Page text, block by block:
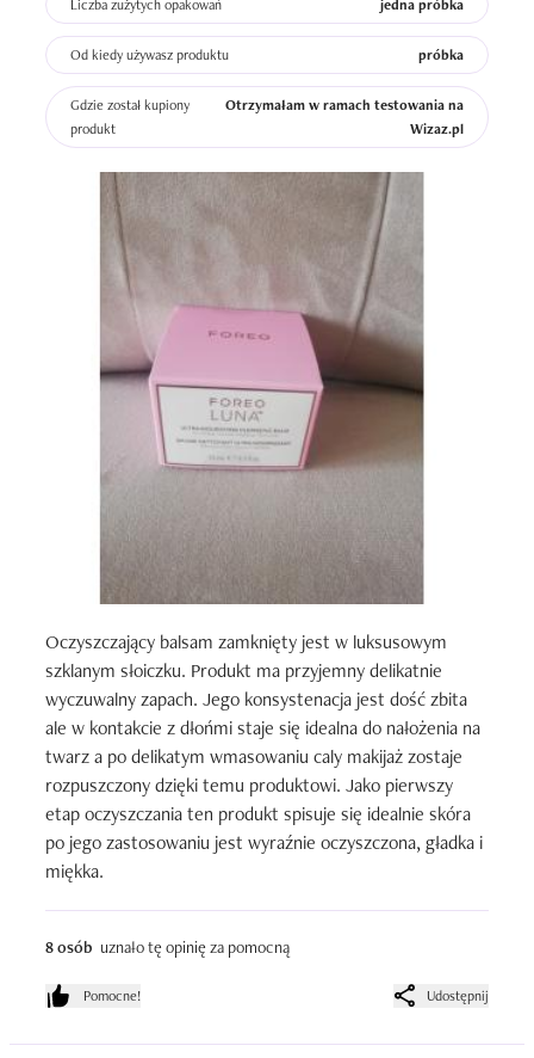
Liczba zużytych opakowań jedna próbka
Od kiedy używasz produktu próbka
Gdzie został kupiony
produkt
Otrzymałam w ramach testowania na
Wizaz.pl
Oczyszczający balsam zamknięty jest w luksusowym
szklanym słoiczku. Produkt ma przyjemny delikatnie
wyczuwalny zapach. Jego konsystenacja jest dość zbita
ale w kontakcie z dłońmi staje się idealna do nałożenia na
twarz a po delikatym wmasowaniu caly makijaż zostaje
rozpuszczony dzięki temu produktowi. Jako pierwszy
etap oczyszczania ten produkt spisuje się idealnie skóra
po jego zastosowaniu jest wyraźnie oczyszczona, gładka i
miękka.
8 osób uznało tę opinię za pomocną
Pomocne! Udostępnij